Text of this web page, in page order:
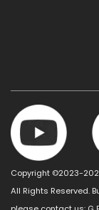
Copyright ©2023-
All Rights Reserved.